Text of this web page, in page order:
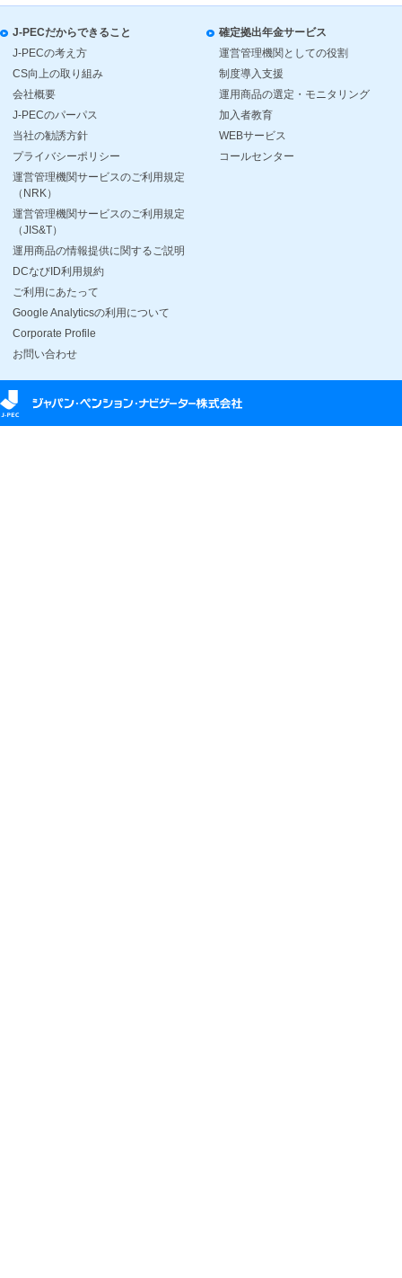
J-PECだからできること
J-PECの考え方
CS向上の取り組み
会社概要
J-PECのパーパス
当社の勧誘方針
プライバシーポリシー
運営管理機関サービスのご利用規定
（NRK）
運営管理機関サービスのご利用規定
（JIS&T）
運用商品の情報提供に関するご説明
DCなびID利用規約
ご利用にあたって
Google Analyticsの利用について
Corporate Profile
お問い合わせ
確定拠出年金サービス
運営管理機関としての役割
制度導入支援
運用商品の選定・モニタリング
加入者教育
WEBサービス
コールセンター